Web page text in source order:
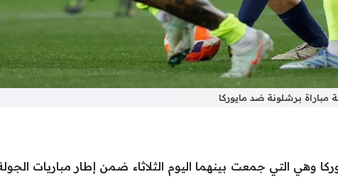
مباراة برشلونة ضد مايوركا
التي جمعت بينهما اليوم الثلاثاء ضمن إطار مباريات الجولة